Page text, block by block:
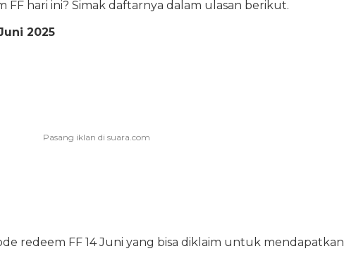
FF hari ini? Simak daftarnya dalam ulasan berikut.
2025
redeem FF 14 Juni yang bisa diklaim untuk mendapatkan